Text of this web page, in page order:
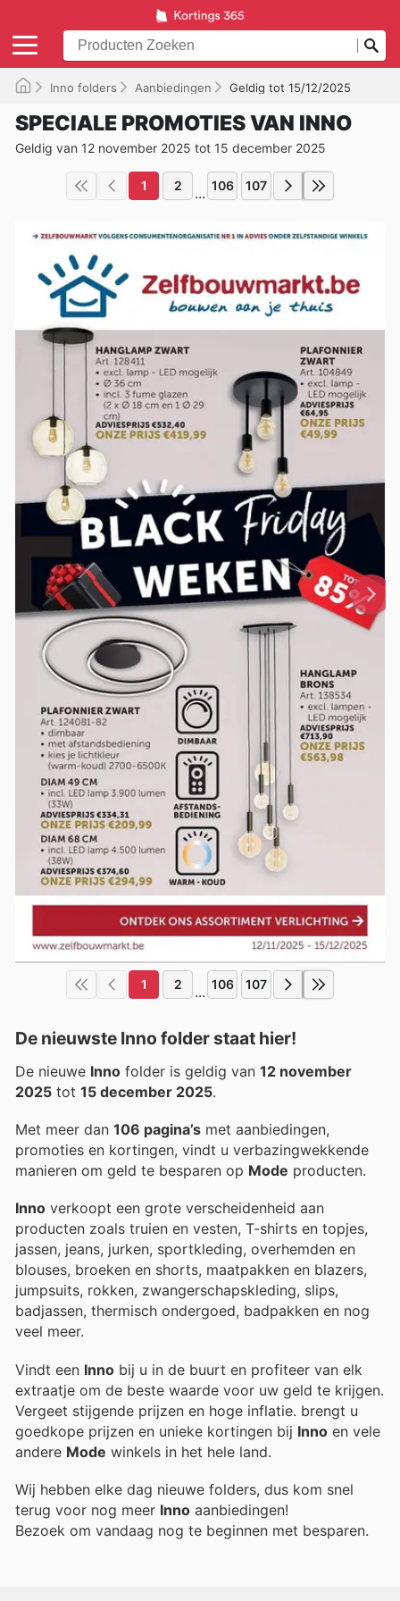
Inno folders Aanbiedingen Geldig tot 15/12/2025
SPECIALE PROMOTIES VAN INNO
Geldig van 12 november 2025 tot 15 december 2025
1 2 ... 106 107
1 2 ... 106 107
De nieuwste Inno folder staat hier!
De nieuwe Inno folder is geldig van 12 november
2025 tot 15 december 2025.
Met meer dan 106 pagina’s met aanbiedingen,
promoties en kortingen, vindt u verbazingwekkende
manieren om geld te besparen op Mode producten.
Inno verkoopt een grote verscheidenheid aan
producten zoals truien en vesten, T-shirts en topjes,
jassen, jeans, jurken, sportkleding, overhemden en
blouses, broeken en shorts, maatpakken en blazers,
jumpsuits, rokken, zwangerschapskleding, slips,
badjassen, thermisch ondergoed, badpakken en nog
veel meer.
Vindt een Inno bij u in de buurt en profiteer van elk
extraatje om de beste waarde voor uw geld te krijgen.
Vergeet stijgende prijzen en hoge inflatie. brengt u
goedkope prijzen en unieke kortingen bij Inno en vele
andere Mode winkels in het hele land.
Wij hebben elke dag nieuwe folders, dus kom snel
terug voor nog meer Inno aanbiedingen!
Bezoek om vandaag nog te beginnen met besparen.